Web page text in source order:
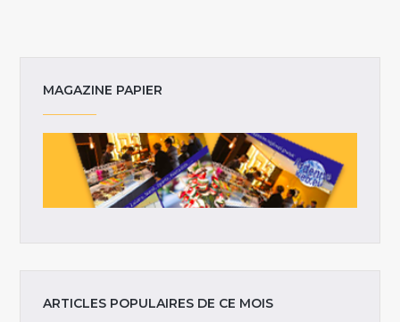
MAGAZINE PAPIER
ARTICLES POPULAIRES DE CE MOIS